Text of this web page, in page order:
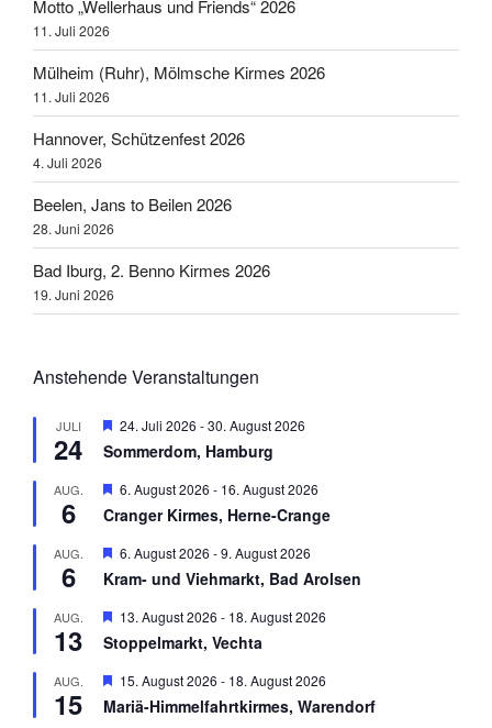
Motto „Wellerhaus und Friends“ 2026
11. Juli 2026
Mülheim (Ruhr), Mölmsche Kirmes 2026
11. Juli 2026
Hannover, Schützenfest 2026
4. Juli 2026
Beelen, Jans to Beilen 2026
28. Juni 2026
Bad Iburg, 2. Benno Kirmes 2026
19. Juni 2026
Anstehende Veranstaltungen
JULI
24
H
r
o
r
e
h
o
e
24. Juli 2026 -30. August 2026
Sommerdom, Hamburg
AUG.
6
H
r
o
r
e
h
o
e
6. August 2026 - 16. August 2026
Cranger Kirmes, Herne-Crange
AUG.
6
H
r
o
r
e
h
o
6. August 2026 -9. August 2026
Kram- und Viehmarkt, Bad Arolsen
AUG.
13
H
r
o
r
13. August 2026 - 18. August 2026
Stoppelmarkt, Vechta
AUG.
15
H
r
15. August 2026 - 18. August 2026
Mariä-Himmelfahrtkirmes, Warendorf